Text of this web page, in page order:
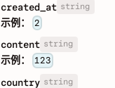
created_at string
示例： 2
content string
示例： 123
country string